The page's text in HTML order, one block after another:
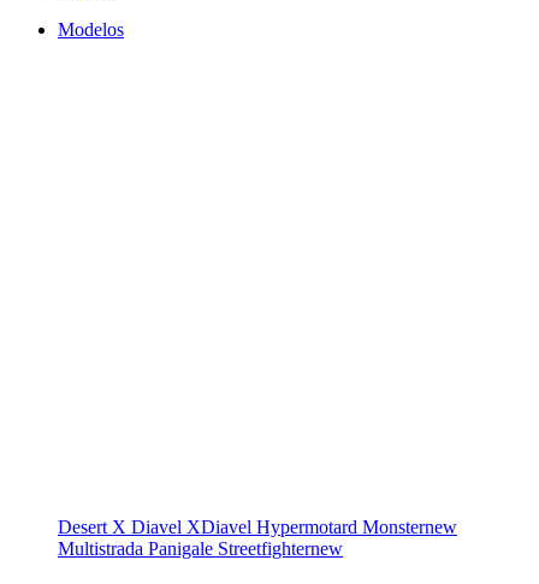
Modelos
Desert X Diavel XDiavel Hypermotard Monsternew
Multistrada Panigale Streetfighternew